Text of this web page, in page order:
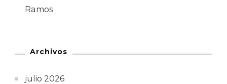
Ramos
Archivos
julio 2026